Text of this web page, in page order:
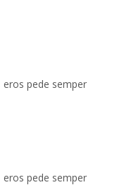
pede semper
pede semper